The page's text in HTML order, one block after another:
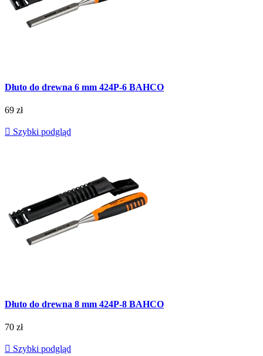
Dłuto do drewna 6 mm 424P-6 BAHCO
69 zł
 Szybki podgląd
Dłuto do drewna 8 mm 424P-8 BAHCO
70 zł
 Szybki podgląd